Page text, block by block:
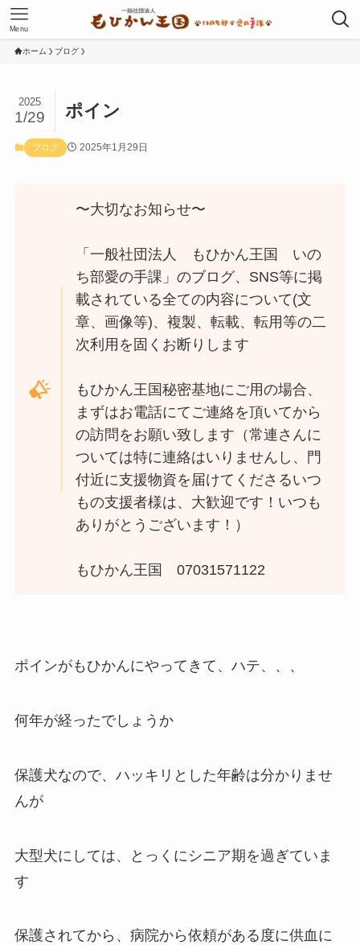
Menu
ホーム ブログ
ポイン
2025
1/29
ブログ 2025年1月29日
〜大切なお知らせ〜
「一般社団法人 もひかん王国 いの
ち部愛の手課」のブログ、SNS等に掲
載されている全ての内容について(文
章、画像等)、複製、転載、転用等の二
次利用を固くお断りします
もひかん王国秘密基地にご用の場合、
まずはお電話にてご連絡を頂いてから
の訪問をお願い致します（常連さんに
ついては特に連絡はいりませんし、門
付近に支援物資を届けてくださるいつ
もの支援者様は、大歓迎です！いつも
ありがとうございます！）
もひかん王国 07031571122
ポインがもひかんにやってきて、ハテ、、、
何年が経ったでしょうか
保護犬なので、ハッキリとした年齢は分かりませ
んが
大型犬にしては、とっくにシニア期を過ぎていま
す
保護されてから、病院から依頼がある度に供血に